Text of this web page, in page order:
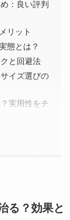
：良い評判
リット
態とは？
と回避法
イズ選びの
実用性をチ
る？効果と